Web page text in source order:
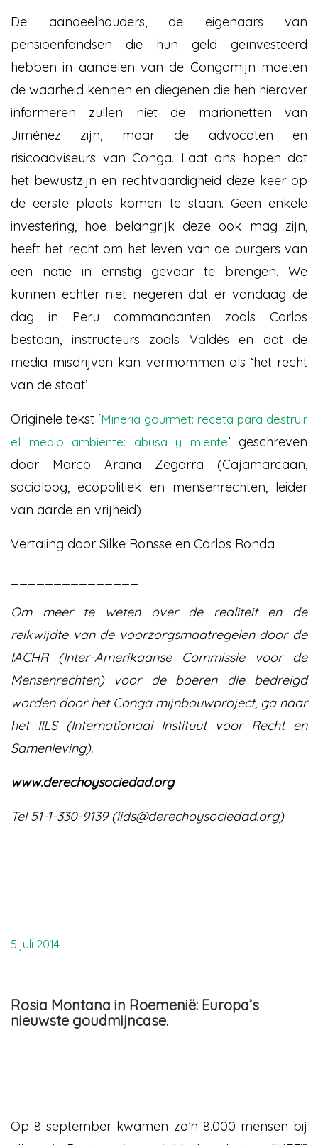
De aandeelhouders, de eigenaars van
pensioenfondsen die hun geld geïnvesteerd
hebben in aandelen van de Congamijn moeten
de waarheid kennen en diegenen die hen hierover
informeren zullen niet de marionetten van
Jiménez zijn, maar de advocaten en
risicoadviseurs van Conga. Laat ons hopen dat
het bewustzijn en rechtvaardigheid deze keer op
de eerste plaats komen te staan. Geen enkele
investering, hoe belangrijk deze ook mag zijn,
heeft het recht om het leven van de burgers van
een natie in ernstig gevaar te brengen. We
kunnen echter niet negeren dat er vandaag de
dag in Peru commandanten zoals Carlos
bestaan, instructeurs zoals Valdés en dat de
media misdrijven kan vermommen als ‘het recht
van de staat’
Originele tekst ‘Mineria gourmet: receta para destruir
el medio ambiente: abusa y miente‘ geschreven
door Marco Arana Zegarra (Cajamarcaan,
socioloog, ecopolitiek en mensenrechten, leider
van aarde en vrijheid)
Vertaling door Silke Ronsse en Carlos Ronda
Om meer te weten over de realiteit en de
reikwijdte van de voorzorgsmaatregelen door de
IACHR (Inter-Amerikaanse Commissie voor de
Mensenrechten) voor de boeren die bedreigd
worden door het Conga mijnbouwproject, ga naar
het IILS (Internationaal Instituut voor Recht en
Samenleving).
www.derechoysociedad.org
Tel 51-1-330-9139 (iids@derechoysociedad.org)
5 juli 2014
Rosia Montana in Roemenië: Europa’s
nieuwste goudmijncase.
Op 8 september kwamen zo’n 8.000 mensen bij